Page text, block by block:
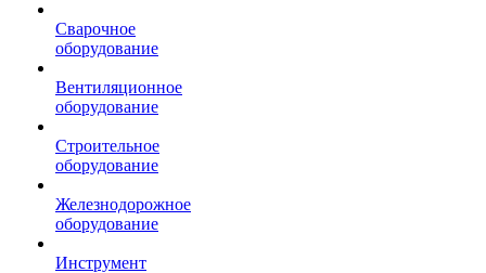
Сварочное
оборудование
Вентиляционное
оборудование
Строительное
оборудование
Железнодорожное
оборудование
Инструмент